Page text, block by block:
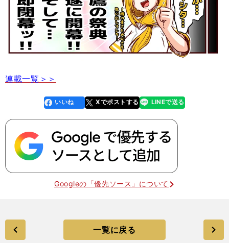
連載一覧＞＞
faceboo
k
いいね Xでポストする
line LINEで送る
Googleの「優先ソース」について
一覧に戻る